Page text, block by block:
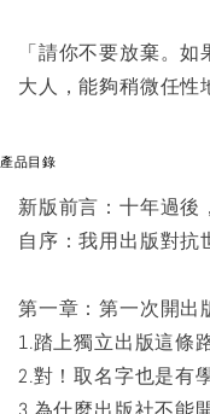
「請你不要放棄。
大人，能夠稍微任性
產品目錄
新版前言：十年過後
自序：我用出版對抗
第一章：第一次開
1.踏上獨立出版這條
2.對！取名字也是有